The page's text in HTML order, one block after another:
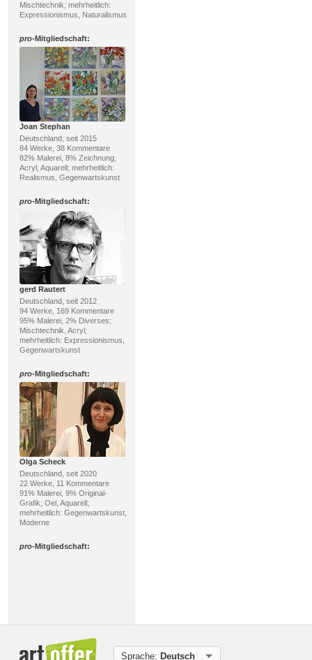
Mischtechnik; mehrheitlich:
Expressionismus, Naturalismus
pro-Mitgliedschaft:
Joan Stephan
Deutschland, seit 2015
84 Werke, 38 Kommentare
82% Malerei, 8% Zeichnung;
Acryl, Aquarell; mehrheitlich:
Realismus, Gegenwartskunst
pro-Mitgliedschaft:
gerd Rautert
Deutschland, seit 2012
94 Werke, 169 Kommentare
95% Malerei, 2% Diverses;
Mischtechnik, Acryl;
mehrheitlich: Expressionismus,
Gegenwartskunst
pro-Mitgliedschaft:
Olga Scheck
Deutschland, seit 2020
22 Werke, 11 Kommentare
91% Malerei, 9% Original-
Grafik; Oel, Aquarell;
mehrheitlich: Gegenwartskunst,
Moderne
pro-Mitgliedschaft:
Sprache: Deutsch